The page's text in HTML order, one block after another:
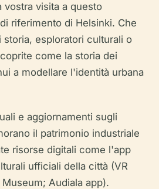
vostra visita a questo
riferimento di Helsinki. Che
storia, esploratori culturali o
come la storia dei
a modellare l'identità urbana
e aggiornamenti sugli
il patrimonio industriale
risorse digitali come l'app
ufficiali della città (VR
Audiala app).